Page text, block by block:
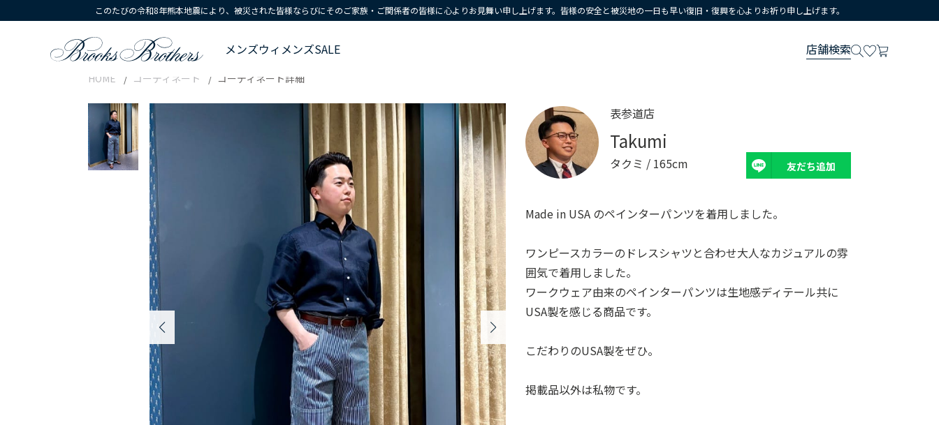
このたびの令和8年熊本地震により、被災された皆様ならびにそのご家族・ご関係者の皆様に心よりお見舞い申し上げます。皆様の安全と被災地の一日も早い復旧・復興を心よりお祈り申し上げます。
メンズウィメンズSALE 店舗検索
HOME コーディネート コーディネート詳細
表参道店
Takumi
タクミ / 165cm 友だち追加
Made in USA のペインターパンツを着用しました。
ワンピースカラーのドレスシャツと合わせ大人なカジュアルの雰
囲気で着用しました。
ワークウェア由来のペインターパンツは生地感ディテール共に
USA製を感じる商品です。
こだわりのUSA製をぜひ。
掲載品以外は私物です。